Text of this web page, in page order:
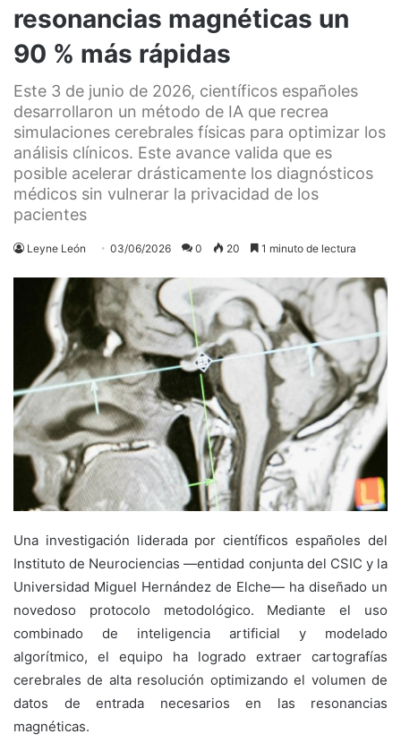
resonancias magnéticas un
90 % más rápidas
Este 3 de junio de 2026, científicos españoles
desarrollaron un método de IA que recrea
simulaciones cerebrales físicas para optimizar los
análisis clínicos. Este avance valida que es
posible acelerar drásticamente los diagnósticos
médicos sin vulnerar la privacidad de los
pacientes
Leyne León 03/06/2026 0 20 1 minuto de lectura
Una investigación liderada por científicos españoles del
Instituto de Neurociencias —entidad conjunta del CSIC y la
Universidad Miguel Hernández de Elche— ha diseñado un
novedoso protocolo metodológico. Mediante el uso
combinado de inteligencia artificial y modelado
algorítmico, el equipo ha logrado extraer cartografías
cerebrales de alta resolución optimizando el volumen de
datos de entrada necesarios en las resonancias
magnéticas.